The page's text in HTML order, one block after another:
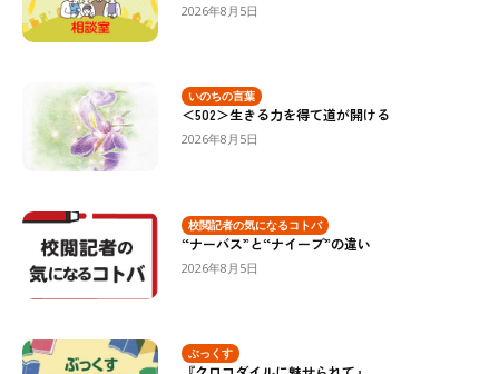
2026年8月5日
いのちの言葉
＜502＞生きる力を得て道が開ける
2026年8月5日
校閲記者の気になるコトバ
“ナーバス”と“ナイーブ”の違い
2026年8月5日
ぶっくす